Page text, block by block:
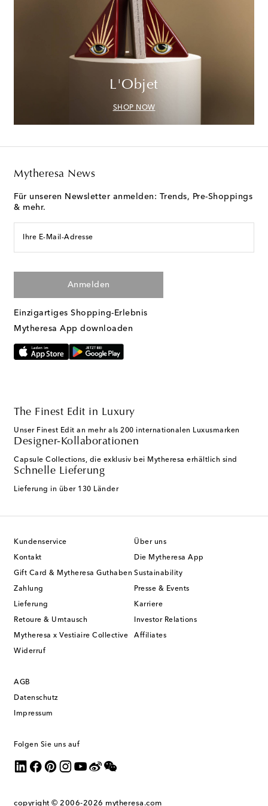
L'Objet
SHOP NOW
Mytheresa News
Für unseren Newsletter anmelden: Trends, Pre-Shoppings
& mehr.
Ihre E-Mail-Adresse
Anmelden
Einzigartiges Shopping-Erlebnis
Mytheresa App downloaden
The Finest Edit in Luxury
Unser Finest Edit an mehr als 200 internationalen Luxusmarken
Designer-Kollaborationen
Capsule Collections, die exklusiv bei Mytheresa erhältlich sind
Schnelle Lieferung
Lieferung in über 130 Länder
Kundenservice
Kontakt
Gift Card & Mytheresa Guthaben
Zahlung
Lieferung
Retoure & Umtausch
Mytheresa x Vestiaire Collective
Widerruf
Über uns
Die Mytheresa App
Sustainability
Presse & Events
Karriere
Investor Relations
Affiliates
AGB
Datenschutz
Impressum
Folgen Sie uns auf
copyright © 2006-2026 mytheresa.com